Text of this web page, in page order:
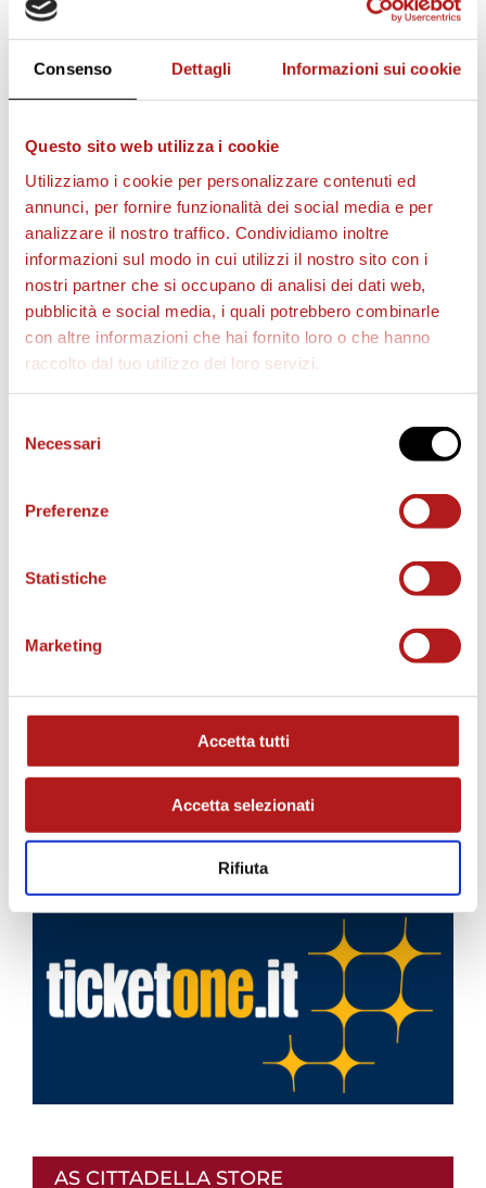
Consenso Dettagli Informazioni sui cookie
Questo sito web utilizza i cookie
Utilizziamo i cookie per personalizzare contenuti ed
annunci, per fornire funzionalità dei social media e per
analizzare il nostro traffico. Condividiamo inoltre
informazioni sul modo in cui utilizzi il nostro sito con i
nostri partner che si occupano di analisi dei dati web,
pubblicità e social media, i quali potrebbero combinarle
con altre informazioni che hai fornito loro o che hanno
raccolto dal tuo utilizzo dei loro servizi.
delNecessari
Preferenze
Statistiche
Marketing
Accetta tutti
Accetta selezionati
Rifiuta
AS CITTADELLA STORE